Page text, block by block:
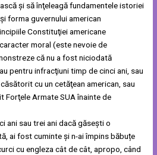
şi să înţeleagă fundamentele istoriei
forma guvernului american
Constituţiei americane
moral (este nevoie de
că nu a fost niciodată
pentru infracţiuni timp de cinci ani, sau
cu un cetăţean american, sau
Forţele Armate SUA înainte de
ani sau trei ani dacă găsești o
ai fost cuminte și n-ai împins băbuțe
cu engleza cât de cât, apropo, când